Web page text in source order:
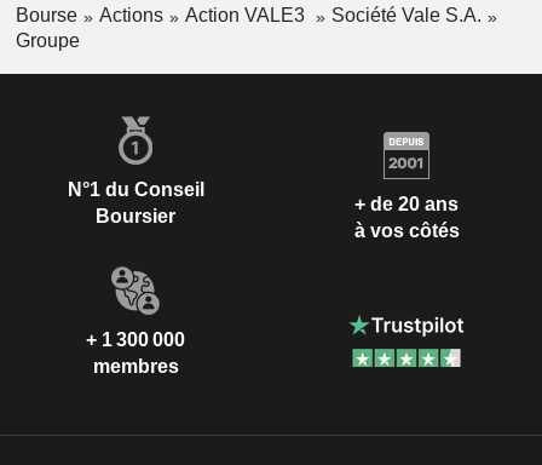
Bourse Actions Action VALE3
Société Vale S.A.
Groupe
N°1 du Conseil
Boursier
+ de 20 ans
à vos côtés
+ 1 300 000
membres